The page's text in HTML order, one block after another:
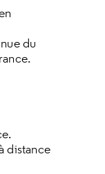
du
distance